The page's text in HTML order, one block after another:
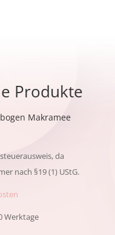
Produkte
Makramee
da
nach §19 (1) UStG.
Werktage